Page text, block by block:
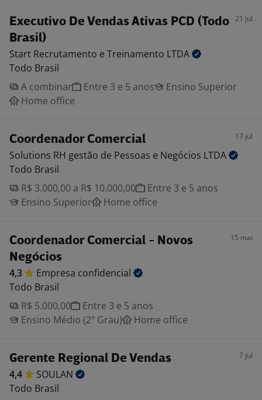
Executivo De Vendas Ativas PCD (Todo
Brasil)
21 jul
Start Recrutamento e Treinamento LTDA
Todo Brasil
A combinar
Entre 3 e 5 anos
Ensino Superior
Home office
Coordenador Comercial 17 jul
Solutions RH gestão de Pessoas e Negócios LTDA
Todo Brasil
R$ 3.000,00 a R$ 10.000,00
Entre 3 e 5 anos
Ensino Superior
Home office
Coordenador Comercial - Novos
Negócios
15 mai
4,3 Empresa confidencial
Todo Brasil
R$ 5.000,00
Entre 3 e 5 anos
Ensino Médio (2º Grau)
Home office
Gerente Regional De Vendas 7 jul
4,4
SOULAN
Todo Brasil